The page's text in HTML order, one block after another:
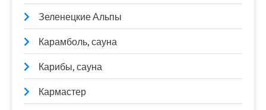
Зеленецкие Альпы
Карамболь, сауна
Карибы, сауна
Кармастер